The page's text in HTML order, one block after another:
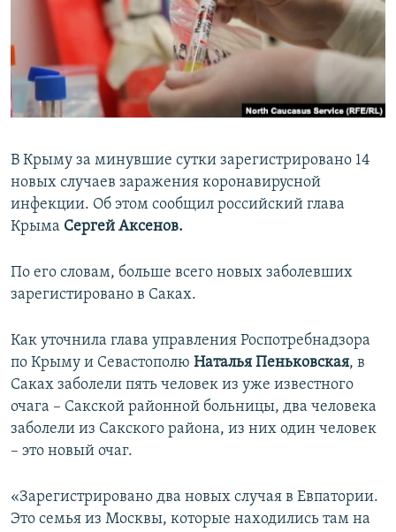
ПОБЕДИТЕЛЕЙ НЕ СУДЯТ?
КРЫМ.НЕПОКОРЕННЫЙ
ELIFBE
УКРАИНСКАЯ ПРОБЛЕМА КРЫМА
ПРИСОЕДИНЯЙТЕСЬ!
В Крыму за минувшие сутки зарегистрировано 14
новых случаев заражения коронавирусной
инфекции. Об этом сообщил российский глава
Крыма Сергей Аксенов.
По его словам, больше всего новых заболевших
зарегистировано в Саках.
Как уточнила глава управления Роспотребнадзора
по Крыму и Севастополю Наталья Пеньковская, в
Саках заболели пять человек из уже известного
очага – Сакской районной больницы, два человека
заболели из Сакского района, из них один человек
– это новый очаг.
«Зарегистрировано два новых случая в Евпатории.
Это семья из Москвы, которые находились там на